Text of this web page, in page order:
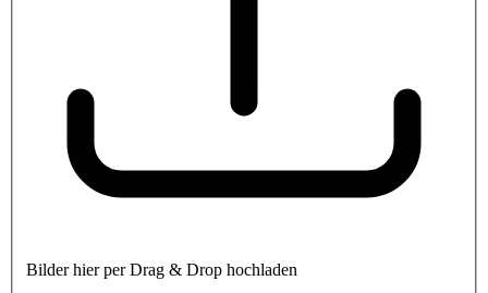
Bilder hier per Drag & Drop hochladen